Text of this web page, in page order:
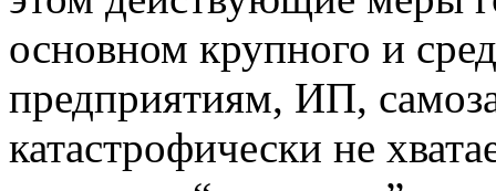
основном крупного и
предприятиям, ИП,
катастрофически не